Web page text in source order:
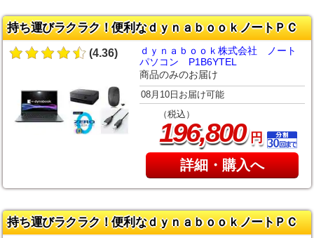
持ち運びラクラク！便利なｄｙｎａｂｏｏｋノートＰＣ
(4.36)
ｄｙｎａｂｏｏｋ株式会社 ノート
パソコン P1B6YTEL
商品のみのお届け
08月10日お届け可能
（税込）
196,800円
詳細・購入へ
持ち運びラクラク！便利なｄｙｎａｂｏｏｋノートＰＣ